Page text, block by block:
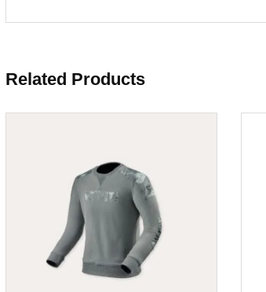
Related Products